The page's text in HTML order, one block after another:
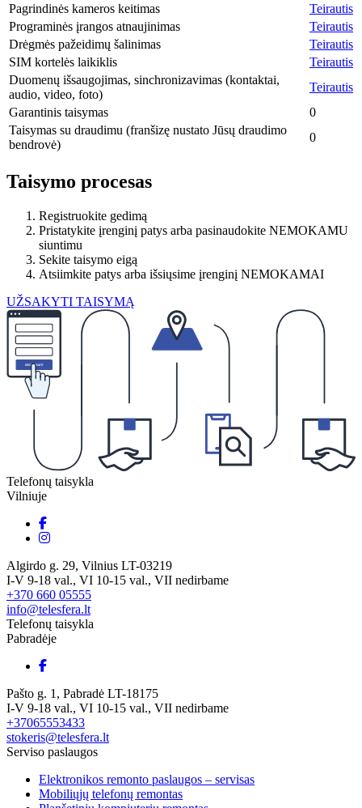
Pagrindinės kameros keitimas
Teirautis
Programinės įrangos atnaujinimas
Teirautis
Drėgmės pažeidimų šalinimas
Teirautis
SIM kortelės laikiklis
Teirautis
Duomenų išsaugojimas, sinchronizavimas (kontaktai,
audio, video, foto)
Teirautis
Garantinis taisymas
0
Taisymas su draudimu (franšizę nustato Jūsų draudimo
bendrovė)
0
Taisymo procesas
Registruokite gedimą
Pristatykite įrenginį patys arba pasinaudokite NEMOKAMU
siuntimu
Sekite taisymo eigą
Atsiimkite patys arba išsiųsime įrenginį NEMOKAMAI
UŽSAKYTI TAISYMĄ
Telefonų taisykla
Vilniuje
Algirdo g. 29, Vilnius LT-03219
I-V 9-18 val., VI 10-15 val., VII nedirbame
+370 660 05555
info@telesfera.lt
Telefonų taisykla
Pabradėje
Pašto g. 1, Pabradė LT-18175
I-V 9-18 val., VI 10-15 val., VII nedirbame
+37065553433
stokeris@telesfera.lt
Serviso paslaugos
Elektronikos remonto paslaugos – servisas
Mobiliųjų telefonų remontas